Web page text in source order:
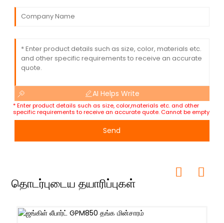
* Enter product details such as size, color,materials etc. and other
specific requirements to receive an accurate quote. Cannot be empty
AI Helps Write
Send
தொடர்புடைய தயாரிப்புகள்